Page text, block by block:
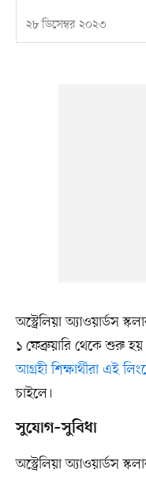
২৮ ডিসেম্বর ২০২৩
অস্ট্রেলিয়া অ্যাওয়ার্ডস
১ ফেব্রুয়ারি থেকে শুরু
আগ্রহী শিক্ষার্থীরা এই
চাইলে।
সুযোগ–সুবিধা
অস্ট্রেলিয়া অ্যাওয়ার্ডস